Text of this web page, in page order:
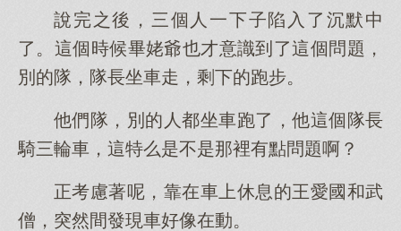
說完之後，三個人一下子陷入了沉默中
了。這個時候畢姥爺也才意識到了這個問題，
別的隊，隊長坐車走，剩下的跑步。
他們隊，別的人都坐車跑了，他這個隊長
騎三輪車，這特么是不是那裡有點問題啊？
正考慮著呢，靠在車上休息的王愛國和武
僧，突然間發現車好像在動。